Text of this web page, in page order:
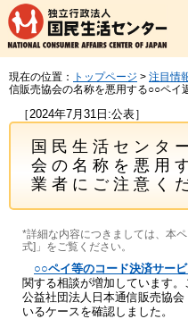
現在の位置： トップページ > 注目情
信販売協会の名称を悪用する○○ペイ
［2024年7月31日:公表］
国民生活センタ
会の名称を悪用
業者にご注意く
*詳細な内容につきましては、本
式]」をご覧ください。
○○ペイ等のコード決済サー
関する相談が増加しています
公益社団法人日本通信販売協
いるケースを確認しました。